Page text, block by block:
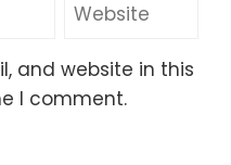
and website in this
I comment.